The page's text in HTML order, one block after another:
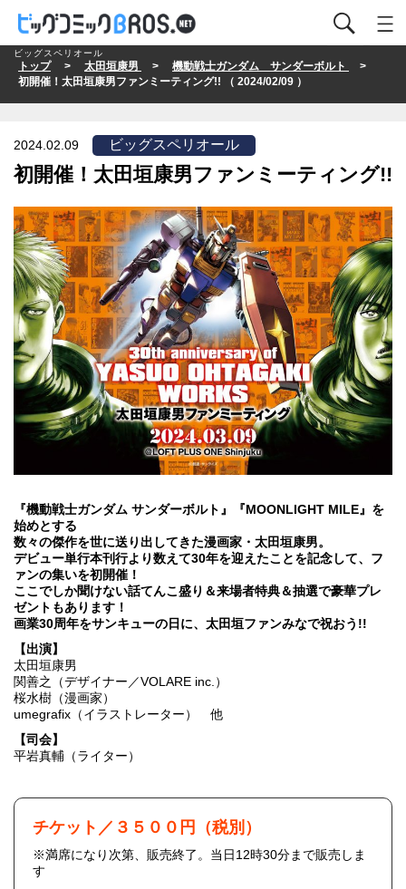
トップ> 太田垣康男 > 機動戦士ガンダム サンダーボルト
>
初開催！太田垣康男ファンミーティング!! （ 2024/02/09 ）
ビッグスペリオール
2024.02.09
初開催！太田垣康男ファンミーティング!!
ビッグスペリオール
『機動戦士ガンダム サンダーボルト』『MOONLIGHT MILE』を
始めとする
数々の傑作を世に送り出してきた漫画家・太田垣康男。
デビュー単行本刊行より数えて30年を迎えたことを記念して、フ
ァンの集いを初開催！
ここでしか聞けない話てんこ盛り＆来場者特典＆抽選で豪華プレ
ゼントもあります！
画業30周年をサンキューの日に、太田垣ファンみなで祝おう!!
【出演】
太田垣康男
関善之（デザイナー／VOLARE inc.）
桜水樹（漫画家）
umegrafix（イラストレーター） 他
【司会】
平岩真輔（ライター）
チケット／３５００円（税別）
※満席になり次第、販売終了。当日12時30分まで販売しま
す